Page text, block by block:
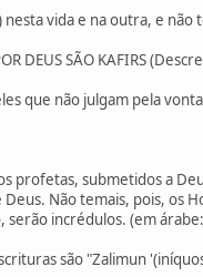
vida e na outra, e
DEUS SÃO KAFIRS
que não julgam pela
profetas, submetidos a
Não temais, pois, os
incrédulos. (em
são "Zalimun